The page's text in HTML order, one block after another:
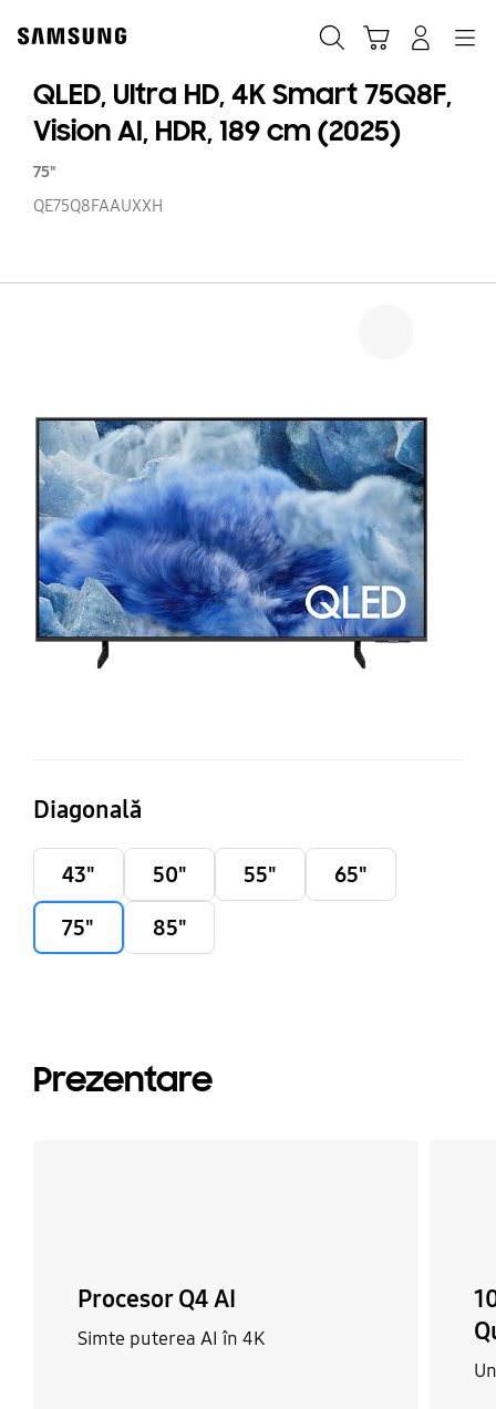
content
QLED, Ultra HD, 4K Smart 75Q8F,
Vision AI, HDR, 189 cm (2025)
75"
QE75Q8FAAUXXH
Diagonală
43" 50" 55"
65"
75"
85"
Prezentare
Procesor Q4 AI
Simte puterea AI în 4K